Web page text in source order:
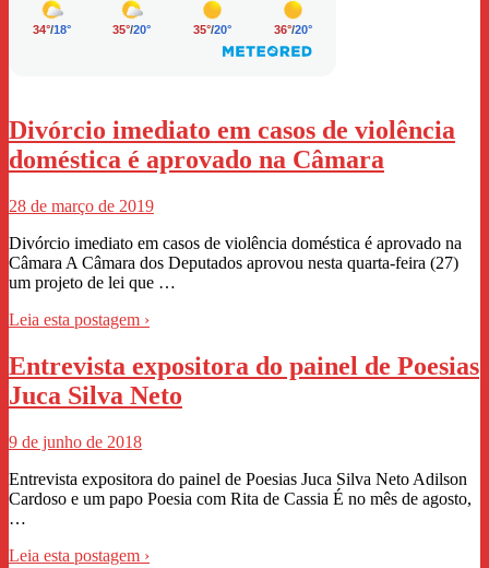
Divórcio imediato em casos de violência
doméstica é aprovado na Câmara
28 de março de 2019
Divórcio imediato em casos de violência doméstica é aprovado na
Câmara A Câmara dos Deputados aprovou nesta quarta-feira (27)
um projeto de lei que …
Leia esta postagem ›
Entrevista expositora do painel de Poesias
Juca Silva Neto
9 de junho de 2018
Entrevista expositora do painel de Poesias Juca Silva Neto Adilson
Cardoso e um papo Poesia com Rita de Cassia É no mês de agosto,
…
Leia esta postagem ›